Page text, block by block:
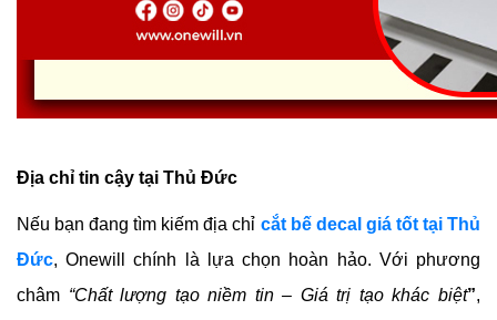
Địa chỉ tin cậy tại Thủ Đức
Nếu bạn đang tìm kiếm địa chỉ cắt bế decal giá tốt tại Thủ
Đức, Onewill chính là lựa chọn hoàn hảo. Với phương
châm “Chất lượng tạo niềm tin – Giá trị tạo khác biệt”,